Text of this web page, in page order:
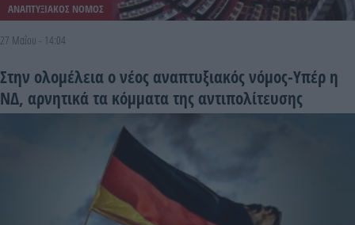
ΑΝΑΠΤΥΞΙΑΚΟΣ ΝΟΜΟΣ
27 Μαΐου - 14:04
Στην ολομέλεια ο νέος αναπτυξιακός νόμος-Υπέρ η
ΝΔ, αρνητικά τα κόμματα της αντιπολίτευσης